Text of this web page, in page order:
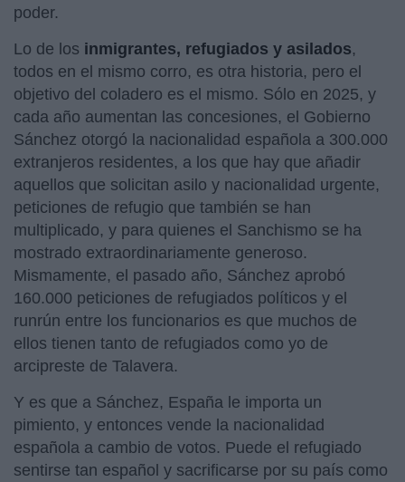
poder.
Lo de los inmigrantes, refugiados y asilados,
todos en el mismo corro, es otra historia, pero el
objetivo del coladero es el mismo. Sólo en 2025, y
cada año aumentan las concesiones, el Gobierno
Sánchez otorgó la nacionalidad española a 300.000
extranjeros residentes, a los que hay que añadir
aquellos que solicitan asilo y nacionalidad urgente,
peticiones de refugio que también se han
multiplicado, y para quienes el Sanchismo se ha
mostrado extraordinariamente generoso.
Mismamente, el pasado año, Sánchez aprobó
160.000 peticiones de refugiados políticos y el
runrún entre los funcionarios es que muchos de
ellos tienen tanto de refugiados como yo de
arcipreste de Talavera.
Y es que a Sánchez, España le importa un
pimiento, y entonces vende la nacionalidad
española a cambio de votos. Puede el refugiado
sentirse tan español y sacrificarse por su país como